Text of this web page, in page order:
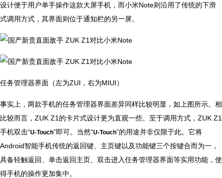
设计便于用户单手操作这款大屏手机，而小米Note则沿用了传统的下滑
式调用方式，其界面则位于通知栏的另一屏。
任务管理器界面（左为ZUI，右为MIUI）
事实上，两款手机的任务管理器界面差异同样比较明显，如上图所示。相
比较而言，ZUK Z1的卡片式设计更为直观一些。至于调用方式，ZUK Z1
手机双击“U-Touch”即可。当然“U-Touch”的用途并非仅限于此。它将
Android智能手机传统的返回键、主页键以及功能键三个按键合而为一，
具备轻触返回、单击返回主页、双击进入任务管理器界面等实用功能，使
得手机的操作更加集中。